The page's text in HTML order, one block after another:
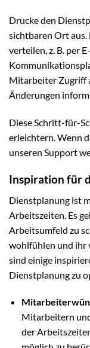
Drucke den
sichtbaren Ort
verteilen, z. B. per
Mitarbeiter Zugriff
Änderungen
Diese Schritt-für-
erleichtern. Wenn
unseren Support
Inspiration für
Dienstplanung ist
Arbeitszeiten. Es
Arbeitsumfeld zu
wohlfühlen und ihr
sind einige
Dienstplanung zu
Mitarbeitern
der